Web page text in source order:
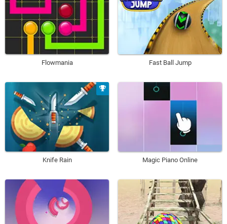
Flowmania Fast Ball Jump
Knife Rain Magic Piano Online